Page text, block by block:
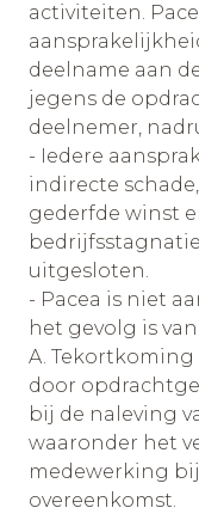
activiteiten.
deelname aan
jegens de
deelnemer,
- Iedere
indirecte
gederfde winst
uitgesloten.
- Pacea is niet
het gevolg is van:
A.
door
bij de naleving
waaronder het
medewerking
overeenkomst.